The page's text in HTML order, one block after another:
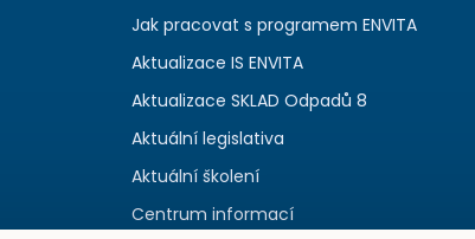
Jak pracovat s programem ENVITA
Aktualizace IS ENVITA
Aktualizace SKLAD Odpadů 8
Aktuální legislativa
Aktuální školení
Centrum informací